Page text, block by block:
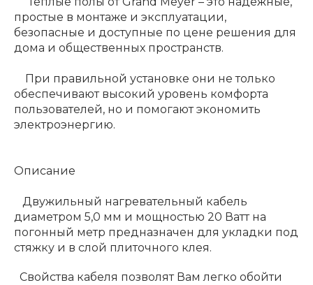
простые в монтаже и эксплуатации,
безопасные и доступные по цене решения для
дома и общественных пространств.
При правильной установке они не только
обеспечивают высокий уровень комфорта
пользователей, но и помогают экономить
электроэнергию.
Описание
Двужильный нагревательный кабель
диаметром 5,0 мм и мощностью 20 Ватт на
погонный метр предназначен для укладки под
стяжку и в слой плиточного клея.
Свойства кабеля позволят Вам легко обойти